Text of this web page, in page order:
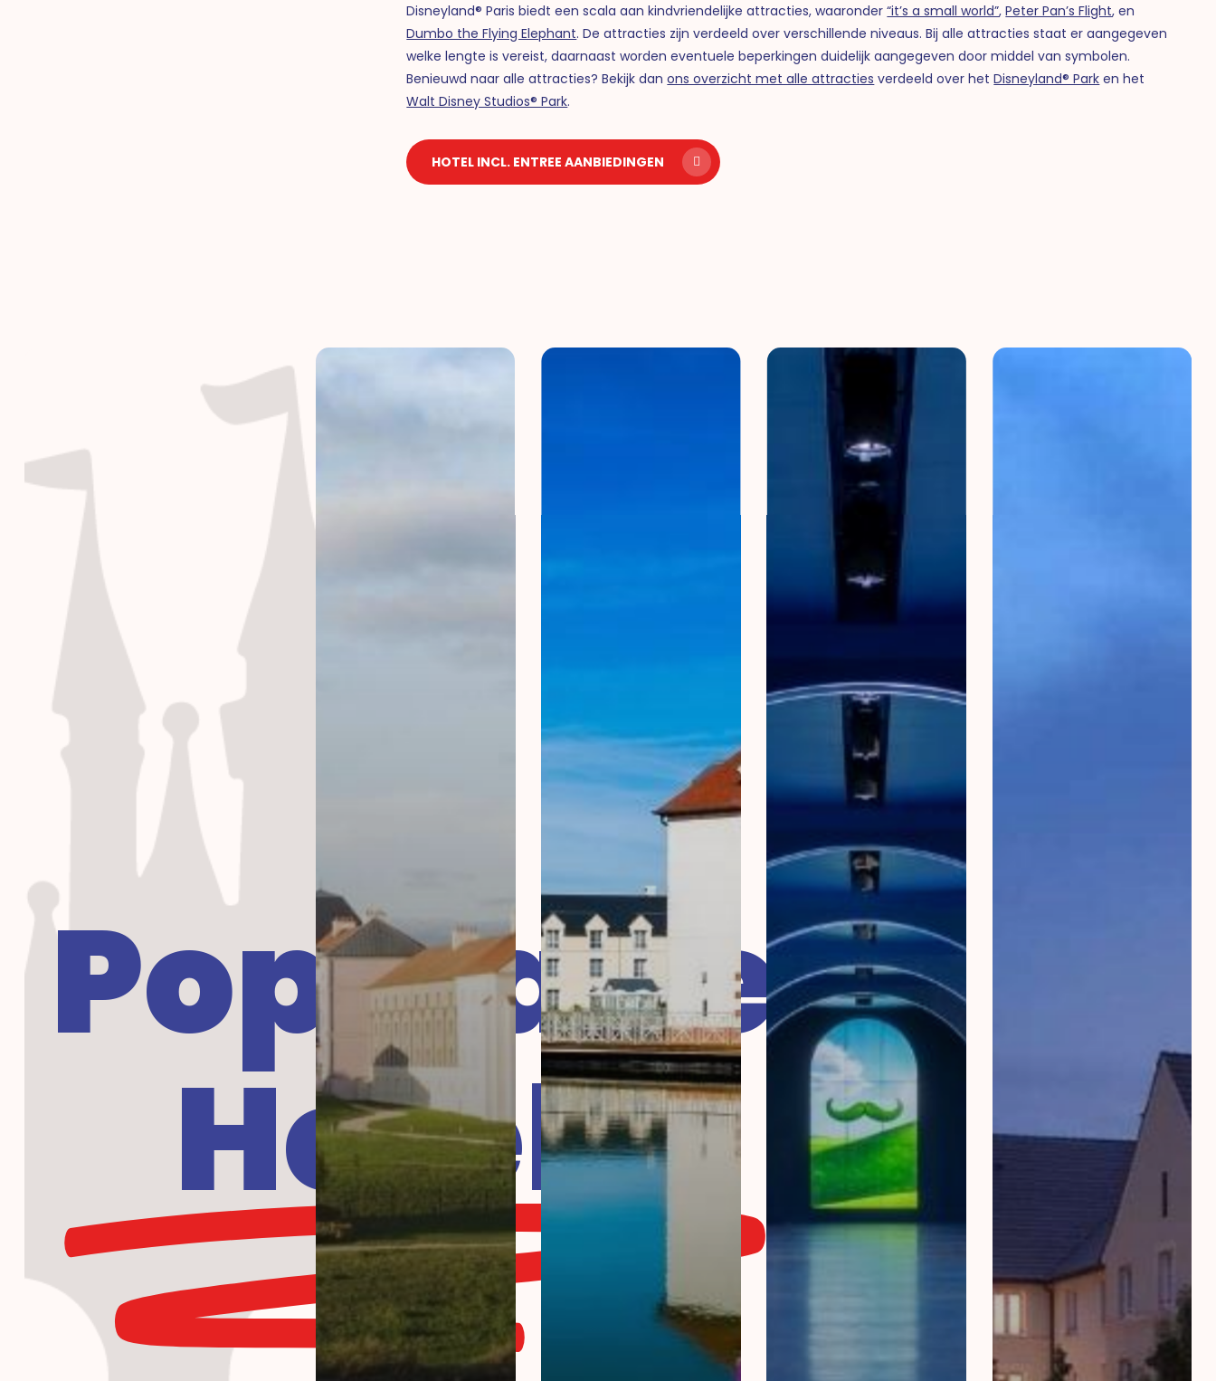
Disneyland® Paris biedt een scala aan kindvriendelijke attracties, waaronder“it’s a small world”,Peter Pan’s Flight, en
Dumbo the Flying Elephant. De attracties zijn verdeeld over verschillende niveaus. Bij alle attracties staat er aangegeven
welke lengte is vereist, daarnaast worden eventuele beperkingen duidelijk aangegeven door middel van symbolen.
Benieuwd naar alle attracties? Bekijk danons overzicht met alle attracties verdeeld over hetDisneyland® Park en het
Walt Disney Studios® Park.
HOTEL INCL. ENTREE AANBIEDINGEN
Populaire
Hotels